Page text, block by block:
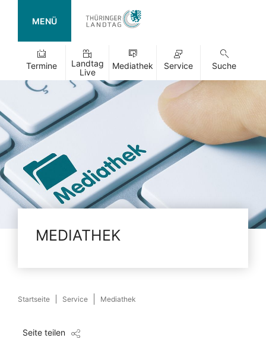
MENÜ
Termine
Landtag
Live
Mediathek Service Suche
MEDIATHEK
Startseite Service Mediathek
Seite teilen